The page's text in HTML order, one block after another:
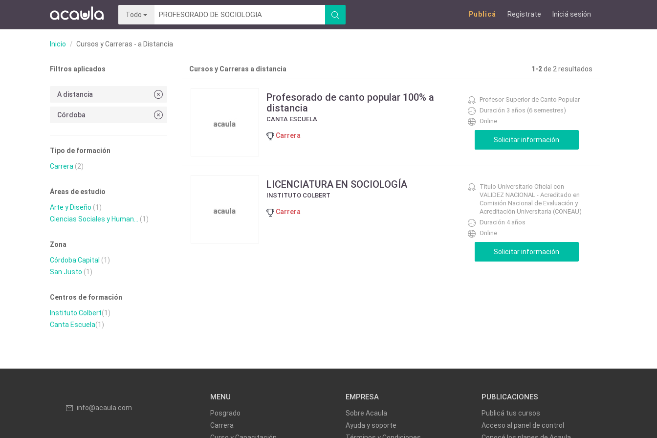
Todo Publicá Registrate Iniciá sesión
Inicio Cursos y Carreras - a Distancia
Filtros aplicados
A distancia
Córdoba
Tipo de formación
Carrera (2)
Áreas de estudio
Arte y Diseño (1)
Ciencias Sociales y Human...
(1)
Zona
Córdoba Capital (1)
San Justo (1)
Centros de formación
Instituto Colbert(1)
Canta Escuela(1)
Cursos y Carreras a distancia 1-2de 2 resultados
Profesorado de canto popular 100% a
distancia
CANTA ESCUELA
Carrera
Profesor Superior de Canto Popular
Duración 3 años (6 semestres)
Online
LICENCIATURA EN SOCIOLOGÍA
INSTITUTO COLBERT
Carrera
Título Universitario Oficial con
VALIDEZ NACIONAL - Acreditado en
Comisión Nacional de Evaluación y
Acreditación Universitaria (CONEAU)
Duración 4 años
Online
info@acaula.com
MENU
Posgrado
Carrera
EMPRESA
Sobre Acaula
Ayuda y soporte
PUBLICACIONES
Publicá tus cursos
Acceso al panel de control